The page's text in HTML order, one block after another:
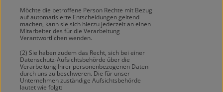
Möchte die betroffene Person Rechte mit Bezug
auf automatisierte Entscheidungen geltend
machen, kann sie sich hierzu jederzeit an einen
Mitarbeiter des für die Verarbeitung
Verantwortlichen wenden.
(2) Sie haben zudem das Recht, sich bei einer
Datenschutz-Aufsichtsbehörde über die
Verarbeitung Ihrer personenbezogenen Daten
durch uns zu beschweren. Die für unser
Unternehmen zuständige Aufsichtsbehörde
lautet wie folgt: